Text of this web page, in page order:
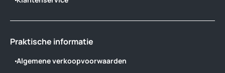
Praktische informatie
Algemene verkoopvoorwaarden